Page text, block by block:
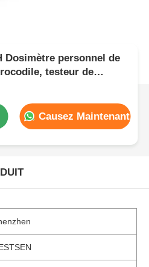
Dosimètre personnel de
testeur de
Causez Maintenant